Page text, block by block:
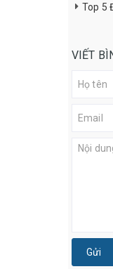
Top 5
VIẾT
Gửi